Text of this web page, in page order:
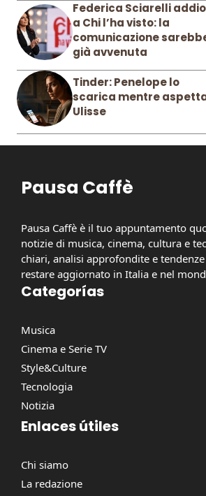
Federica Sciarelli addio
a Chi l’ha visto: la
comunicazione
già avvenuta
Tinder: Penelope lo
scarica mentre
Ulisse
Pausa Caffè
Pausa Caffè è il tuo appuntamento
notizie di musica, cinema, cultura e
chiari, analisi approfondite e
restare aggiornato in Italia e nel
Categorías
Musica
Cinema e Serie TV
Style&Culture
Tecnologia
Notizia
Enlaces útiles
Chi siamo
La redazione